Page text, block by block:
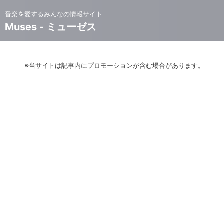
音楽を愛するみんなの情報サイト
Muses - ミューゼス
※当サイトは記事内にプロモーションが含む場合があります。